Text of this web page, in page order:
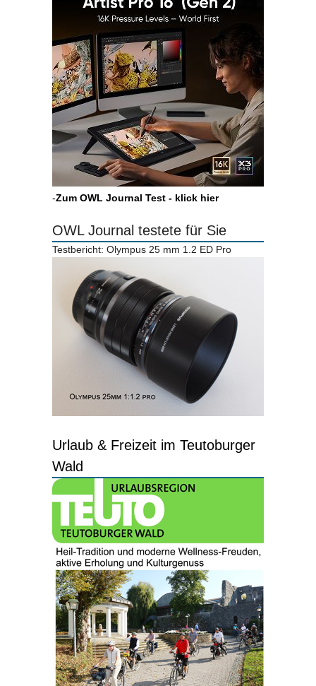
-Zum OWL Journal Test - klick hier
OWL Journal testete für Sie
Testbericht: Olympus 25 mm 1.2 ED Pro
Urlaub & Freizeit im Teutoburger
Wald